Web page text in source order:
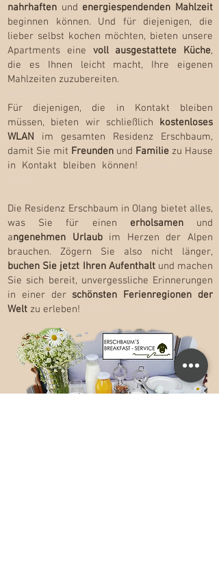
nahrhaften und energiespendenden Mahlzeit
beginnen können. Und für diejenigen, die
lieber selbst kochen möchten, bieten unsere
Apartments eine voll ausgestattete Küche,
die es Ihnen leicht macht, Ihre eigenen
Mahlzeiten zuzubereiten.
Für diejenigen, die in Kontakt bleiben
müssen, bieten wir schließlich kostenloses
WLAN im gesamten Residenz Erschbaum,
damit Sie mit Freunden und Familie zu Hause
in Kontakt bleiben können!
Die Residenz Erschbaum in Olang bietet alles,
was Sie für einen erholsamenund
angenehmen Urlaubim Herzen der Alpen
brauchen. Zögern Sie also nicht länger,
buchen Sie jetzt Ihren Aufenthaltund machen
Sie sich bereit, unvergessliche Erinnerungen
in einer der schönsten Ferienregionen der
Welt zu erleben!